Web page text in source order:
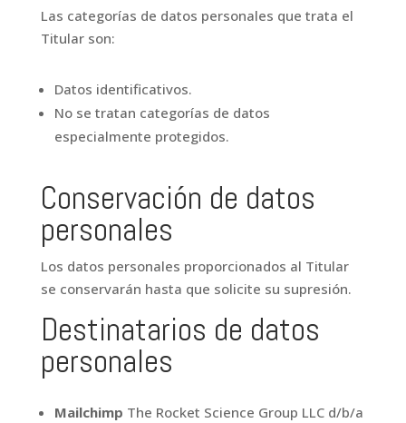
Las categorías de datos personales que trata el
Titular son:
Datos identificativos.
No se tratan categorías de datos
especialmente protegidos.
Conservación de datos
personales
Los datos personales proporcionados al Titular
se conservarán hasta que solicite su supresión.
Destinatarios de datos
personales
Mailchimp The Rocket Science Group LLC d/b/a